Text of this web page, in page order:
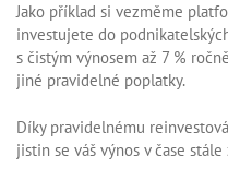
Jako příklad si vezměme
investujete do
s čistým výnosem až 7 %
jiné pravidelné poplatky.
Díky pravidelnému
jistin se váš výnos v čase stále